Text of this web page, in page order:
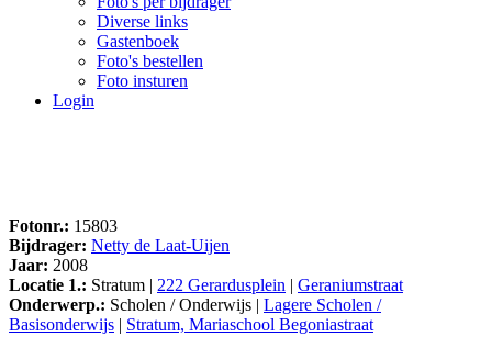
Diverse links
Gastenboek
Foto's bestellen
Foto insturen
Login
Fotonr.: 15803
Bijdrager: Netty de Laat-Uijen
Jaar: 2008
Locatie 1.: Stratum | 222 Gerardusplein | Geraniumstraat
Onderwerp.: Scholen / Onderwijs | Lagere Scholen /
Basisonderwijs | Stratum, Mariaschool Begoniastraat